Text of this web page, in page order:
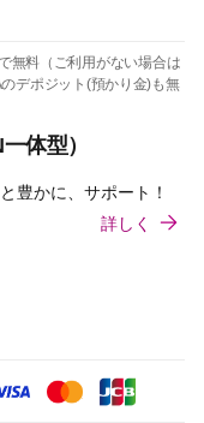
無料（ご利用がない場合は
デポジット(預かり金)も無
体型）
豊かに、サポート！
詳しく